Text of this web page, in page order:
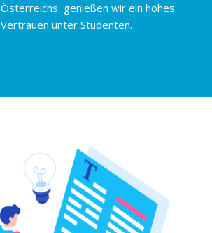
Österreichs, genießen wir ein hohes
Vertrauen unter Studenten.